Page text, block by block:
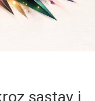
sastav i